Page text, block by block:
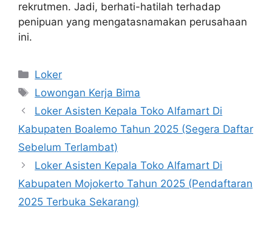
rekrutmen. Jadi, berhati-hatilah terhadap
penipuan yang mengatasnamakan perusahaan
ini.
Kategori
Loker
Tag
Lowongan Kerja Bima
Loker Asisten Kepala Toko Alfamart Di
Kabupaten Boalemo Tahun 2025 (Segera Daftar
Sebelum Terlambat)
Loker Asisten Kepala Toko Alfamart Di
Kabupaten Mojokerto Tahun 2025 (Pendaftaran
2025 Terbuka Sekarang)